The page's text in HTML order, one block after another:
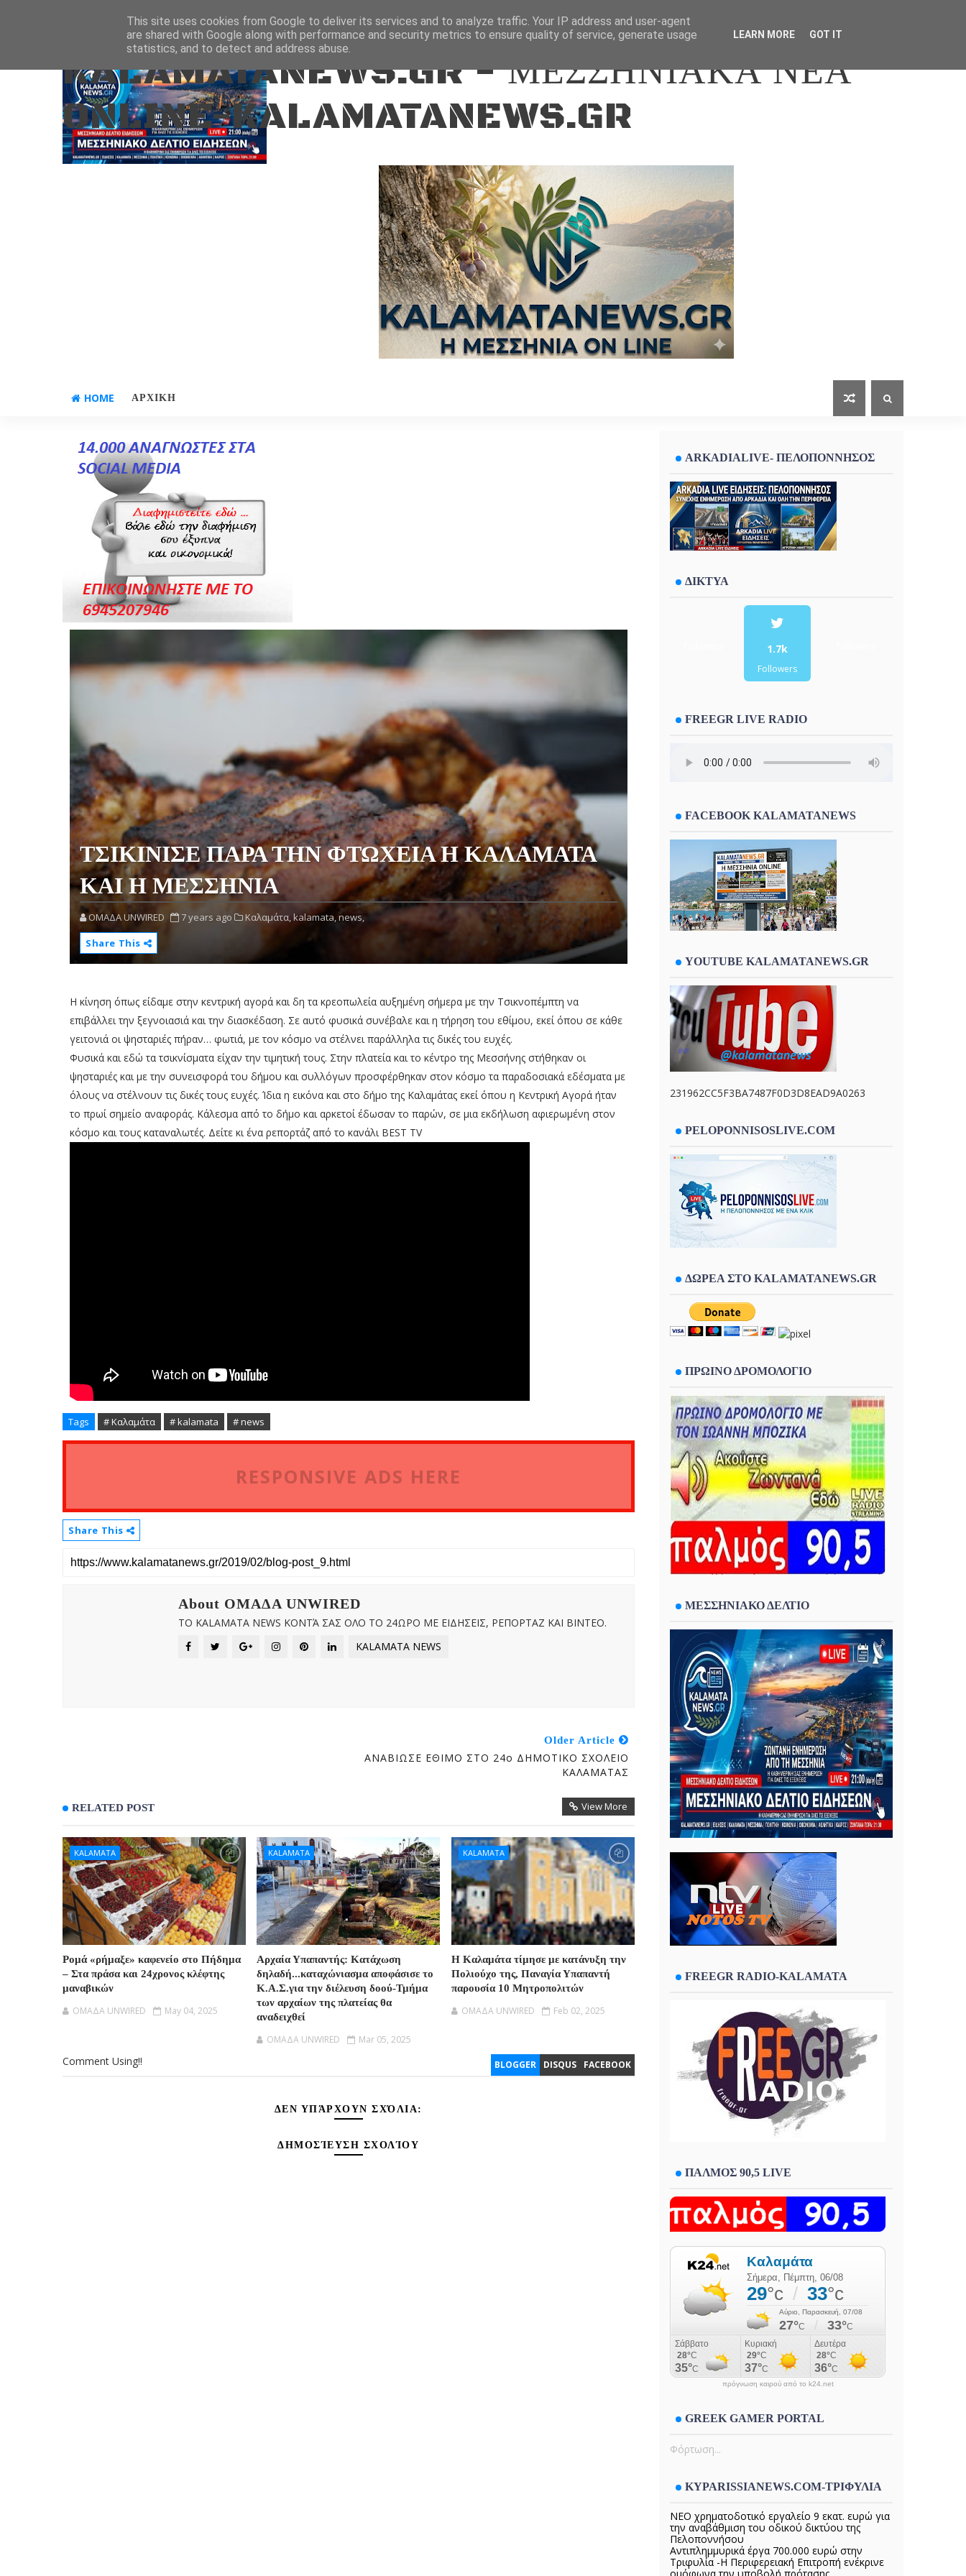
Aug 6, 2026
KALAMATANEWS.GR - ΜΕΣΣΗΝΙΑΚΑ ΝΕΑ
ONLINE-KALAMATANEWS.GR
HOME ΑΡΧΙΚΗ
ΤΣΙΚΙΝΙΣΕ ΠΑΡΑ ΤΗΝ ΦΤΩΧΕΙΑ Η ΚΑΛΑΜΑΤΑ
ΚΑΙ Η ΜΕΣΣΗΝΙΑ
OMAΔΑ UNWIRED 7 years ago Καλαμάτα, kalamata,news,
Share This
Η κίνηση όπως είδαμε στην κεντρική αγορά και δη τα κρεοπωλεία αυξημένη σήμερα με την Τσικνοπέμπτη να
επιβάλλει την ξεγνοιασιά και την διασκέδαση. Σε αυτό φυσικά συνέβαλε και η τήρηση του εθίμου, εκεί όπου σε κάθε
γειτονιά οι ψησταριές πήραν… φωτιά, με τον κόσμο να στέλνει παράλληλα τις δικές του ευχές.
Φυσικά και εδώ τα τσικνίσματα είχαν την τιμητική τους. Στην πλατεία και το κέντρο της Μεσσήνης στήθηκαν οι
ψησταριές και με την συνεισφορά του δήμου και συλλόγων προσφέρθηκαν στον κόσμο τα παραδοσιακά εδέσματα με
όλους να στέλνουν τις δικές τους ευχές. Ίδια η εικόνα και στο δήμο της Καλαμάτας εκεί όπου η Κεντρική Αγορά ήταν
το πρωί σημείο αναφοράς. Κάλεσμα από το δήμο και αρκετοί έδωσαν το παρών, σε μια εκδήλωση αφιερωμένη στον
κόσμο και τους καταναλωτές. Δείτε κι ένα ρεπορτάζ από το κανάλι BEST TV
Tags # Καλαμάτα # kalamata # news
RESPONSIVE ADS HERE
Share This
About OMAΔΑ UNWIRED
ΤΟ KALAMATA NEWS ΚΟΝΤΆ ΣΑΣ ΟΛΟ ΤΟ 24ΩΡΟ ΜΕ ΕΙΔΗΣΕΙΣ, ΡΕΠΟΡΤΑΖ ΚΑΙ ΒΙΝΤΕΟ.
KALAMATA NEWS
Older Article
ΑΝΑΒΙΩΣΕ ΕΘΙΜΟ ΣΤΟ 24ο ΔΗΜΟΤΙΚΟ ΣΧΟΛΕΙΟ
ΚΑΛΑΜΑΤΑΣ
RELATED POST View More
KALAMATA
Ρομά «ρήμαξε» καφενείο στο Πήδημα
– Στα πράσα και 24χρονος κλέφτης
μαναβικών
OMAΔΑ UNWIRED May 04, 2025
KALAMATA
Αρχαία Υπαπαντής: Κατάχωση
δηλαδή...καταχώνιασμα αποφάσισε το
Κ.Α.Σ.για την διέλευση δοού-Τμήμα
των αρχαίων της πλατείας θα
αναδειχθεί
OMAΔΑ UNWIRED Mar 05, 2025
KALAMATA
Η Καλαμάτα τίμησε με κατάνυξη την
Πολιούχο της, Παναγία Υπαπαντή
παρουσία 10 Μητροπολιτών
OMAΔΑ UNWIRED Feb 02, 2025
BLOGGER DISQUS FACEBOOK
Comment Using!!
ΔΕΝ ΥΠΆΡΧΟΥΝ ΣΧΌΛΙΑ:
ΔΗΜΟΣΊΕΥΣΗ ΣΧΟΛΊΟΥ
ARKADIALIVE- ΠΕΛΟΠΟΝΝΗΣΟΣ
ΔΙΚΤΥΑ
1.7k
Followers
FREEGR LIVE RADIO
FACEBOOK KALAMATANEWS
YOUTUBE KALAMATANEWS.GR
231962CC5F3BA7487F0D3D8EAD9A0263
PELOPONNISOSLIVE.COM
ΔΩΡΕΑ ΣΤΟ KALAMATANEWS.GR
ΠΡΩΙΝΟ ΔΡΟΜΟΛΟΓΙΟ
ΜΕΣΣΗΝΙΑΚΟ ΔΕΛΤΙΟ
FREEGR RADIO-KALAMATA
ΠΑΛΜΟΣ 90,5 LIVE
πρόγνωση καιρού από το k24.net
GREEK GAMER PORTAL
Φόρτωση...
KYPARISSIANEWS.COM-ΤΡΙΦΥΛΙΑ
ΝΕΟ χρηματοδοτικό εργαλείο 9 εκατ. ευρώ για
την αναβάθμιση του οδικού δικτύου της
Πελοποννήσου
Αντιπλημμυρικά έργα 700.000 ευρώ στην
Τριφυλία -Η Περιφερειακή Επιτροπή ενέκρινε
This site uses cookies from Google to deliver its services and to analyze traffic. Your IP address and user-agent
are shared with Google along with performance and security metrics to ensure quality of service, generate usage
statistics, and to detect and address abuse.
LEARN MORE GOT IT